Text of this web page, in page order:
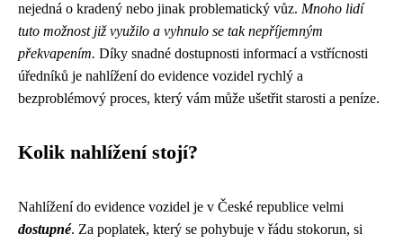
nejedná o kradený nebo jinak problematický vůz. Mnoho lidí
tuto možnost již využilo a vyhnulo se tak nepříjemným
překvapením. Díky snadné dostupnosti informací a vstřícnosti
úředníků je nahlížení do evidence vozidel rychlý a
bezproblémový proces, který vám může ušetřit starosti a peníze.
Kolik nahlížení stojí?
Nahlížení do evidence vozidel je v České republice velmi
dostupné. Za poplatek, který se pohybuje v řádu stokorun, si